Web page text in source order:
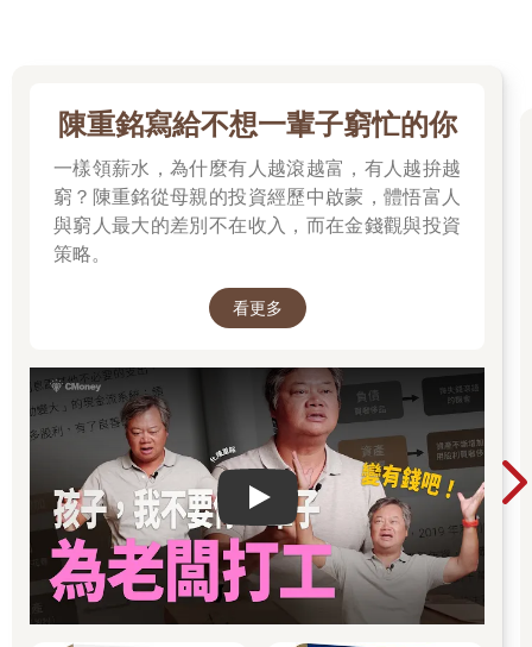
陳重銘寫給不想一輩子窮忙的你
一樣領薪水，為什麼有人越滾越富，有人越拚越
窮？陳重銘從母親的投資經歷中啟蒙，體悟富人
與窮人最大的差別不在收入，而在金錢觀與投資
策略。
看更多
Play video